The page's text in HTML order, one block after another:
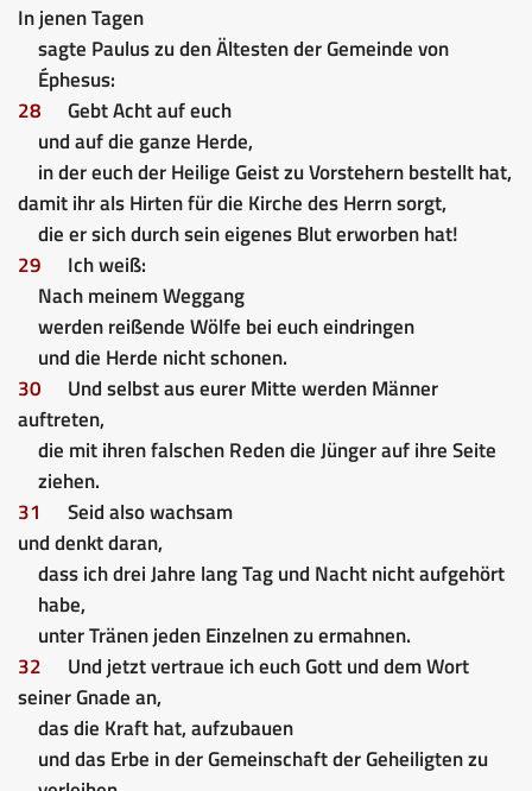
In jenen Tagen
sagte Paulus zu den Ältesten der Gemeinde von
Éphesus:
28
Gebt Acht auf euch
und auf die ganze Herde,
in der euch der Heilige Geist zu Vorstehern bestellt hat,
damit ihr als Hirten für die Kirche des Herrn sorgt,
die er sich durch sein eigenes Blut erworben hat!
29
Ich weiß:
Nach meinem Weggang
werden reißende Wölfe bei euch eindringen
und die Herde nicht schonen.
30
Und selbst aus eurer Mitte werden Männer
auftreten,
die mit ihren falschen Reden die Jünger auf ihre Seite
ziehen.
31
Seid also wachsam
und denkt daran,
dass ich drei Jahre lang Tag und Nacht nicht aufgehört
habe,
unter Tränen jeden Einzelnen zu ermahnen.
32
Und jetzt vertraue ich euch Gott und dem Wort
seiner Gnade an,
das die Kraft hat, aufzubauen
und das Erbe in der Gemeinschaft der Geheiligten zu